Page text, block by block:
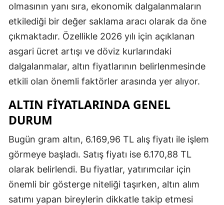
olmasının yanı sıra, ekonomik dalgalanmaların
etkilediği bir değer saklama aracı olarak da öne
çıkmaktadır. Özellikle 2026 yılı için açıklanan
asgari ücret artışı ve döviz kurlarındaki
dalgalanmalar, altın fiyatlarının belirlenmesinde
etkili olan önemli faktörler arasında yer alıyor.
ALTIN FIYATLARINDA GENEL
DURUM
Bugün gram altın, 6.169,96 TL alış fiyatı ile işlem
görmeye başladı. Satış fiyatı ise 6.170,88 TL
olarak belirlendi. Bu fiyatlar, yatırımcılar için
önemli bir gösterge niteliği taşırken, altın alım
satımı yapan bireylerin dikkatle takip etmesi